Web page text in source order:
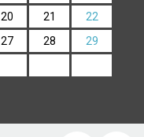
20 21
22
27 28
29